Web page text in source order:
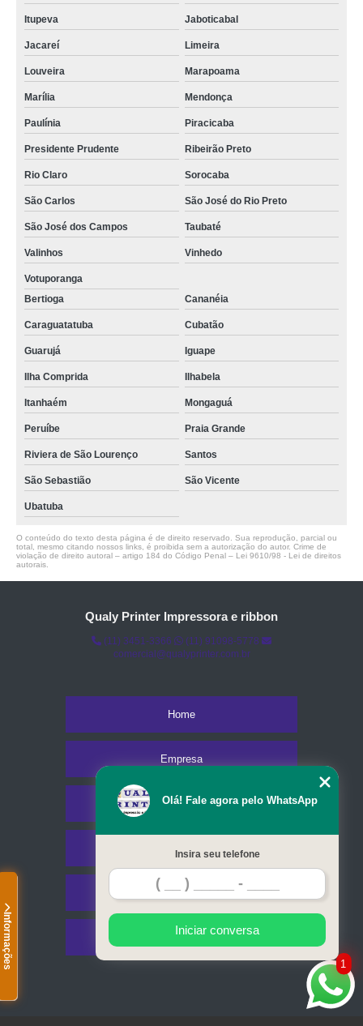
Informações
Itupeva Jaboticabal
Jacareí Limeira
Louveira Marapoama
Marília Mendonça
Paulínia Piracicaba
Presidente Prudente Ribeirão Preto
Rio Claro Sorocaba
São Carlos São José do Rio Preto
São José dos Campos Taubaté
Valinhos Vinhedo
Votuporanga
Bertioga
Cananéia
Caraguatatuba Cubatão
Guarujá Iguape
Ilha Comprida Ilhabela
Itanhaém Mongaguá
Peruíbe Praia Grande
Riviera de São Lourenço Santos
São Sebastião São Vicente
Ubatuba
O conteúdo do texto desta página é de direito reservado. Sua reprodução, parcial ou
total, mesmo citando nossos links, é proibida sem a autorização do autor. Crime de
violação de direito autoral – artigo 184 do Código Penal – Lei 9610/98 - Lei de direitos
autorais
Qualy Printer Impressora e ribbon
(11) 3451-3366
(11) 91098-5778
comercial@qualyprinter.com.br
Home
Empresa
Missão
Serviços
Contato
Mapa do site
1
Olá! Fale agora pelo WhatsApp
Insira seu telefone
Iniciar conversa